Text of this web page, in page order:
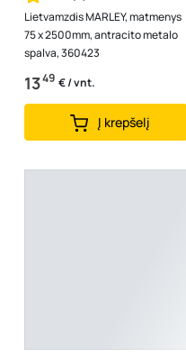
Lietvamzdis MARLEY, matmenys
75 x 2500mm, antracito metalo
spalva, 360423
1349 € / vnt.
Į krepšelį